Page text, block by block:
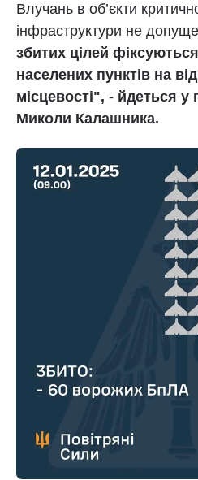
Влучань в об’єкти
інфраструктури не
збитих цілей
населених пунктів на
місцевості", - йдеться у
Миколи Калашника.